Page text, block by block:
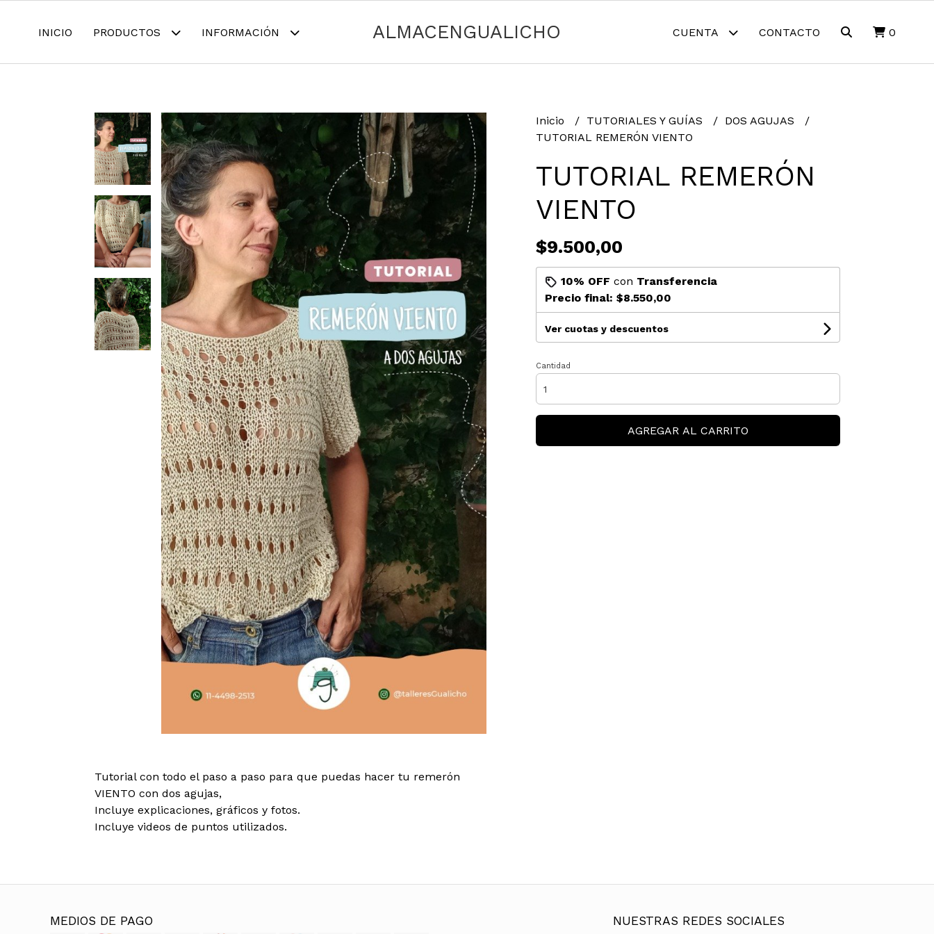
INICIO PRODUCTOS INFORMACIÓN ALMACENGUALICHO CUENTA CONTACTO 0
Tutorial con todo el paso a paso para que puedas hacer tu remerón
VIENTO con dos agujas,
Incluye explicaciones, gráficos y fotos.
Incluye videos de puntos utilizados.
Inicio TUTORIALES Y GUÍAS
DOS AGUJAS
TUTORIAL REMERÓN VIENTO
TUTORIAL REMERÓN
VIENTO
$9.500,00
10% OFF con Transferencia
Precio final: $8.550,00
Ver cuotas y descuentos
Cantidad
AGREGAR AL CARRITO
MEDIOS DE PAGO NUESTRAS REDES SOCIALES